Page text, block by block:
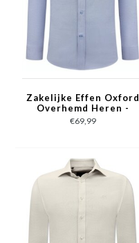
Zakelijke Effen Oxford
Overhemd Heren -
Slim Fit Stretch-
Blauw
€69,99